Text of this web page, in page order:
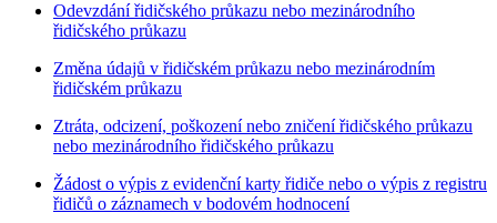
Odevzdání řidičského průkazu nebo mezinárodního
řidičského průkazu
Změna údajů v řidičském průkazu nebo mezinárodním
řidičském průkazu
Ztráta, odcizení, poškození nebo zničení řidičského průkazu
nebo mezinárodního řidičského průkazu
Žádost o výpis z evidenční karty řidiče nebo o výpis z registru
řidičů o záznamech v bodovém hodnocení